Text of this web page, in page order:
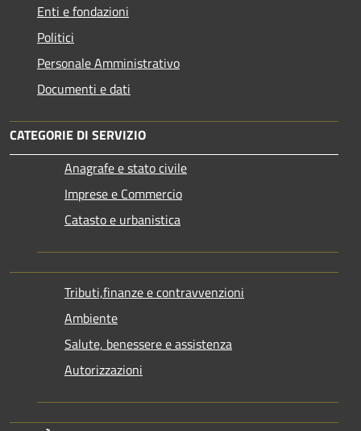
Enti e fondazioni
Politici
Personale Amministrativo
Documenti e dati
CATEGORIE DI SERVIZIO
Anagrafe e stato civile
Imprese e Commercio
Catasto e urbanistica
Tributi,finanze e contravvenzioni
Ambiente
Salute, benessere e assistenza
Autorizzazioni